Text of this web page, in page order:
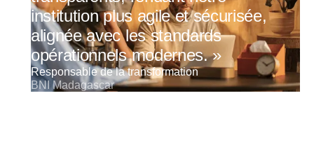
institution plus agile et sécurisée,
alignée avec les standards
opérationnels modernes. »
Responsable de la transformation
BNI Madagascar